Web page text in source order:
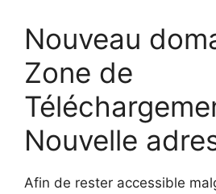
Nouveau
Zone de
Nouvelle
Afin de rester accessible